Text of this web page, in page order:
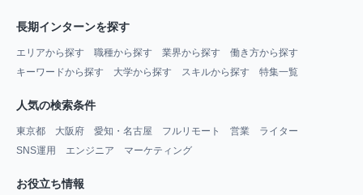
長期インターンを探す
エリアから探す 職種から探す 業界から探す
働き方から探す
キーワードから探す
大学から探す スキルから探す 特集一覧
人気の検索条件
東京都 大阪府 愛知・名古屋 フルリモート 営業
ライター
SNS運用
エンジニア マーケティング
お役立ち情報